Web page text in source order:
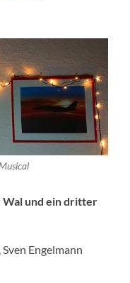
Wal und ein dritter
Engelmann